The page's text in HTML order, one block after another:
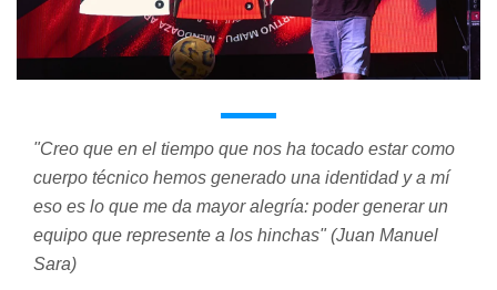
"Creo que en el tiempo que nos ha tocado estar como
cuerpo técnico hemos generado una identidad y a mí
eso es lo que me da mayor alegría: poder generar un
equipo que represente a los hinchas" (Juan Manuel
Sara)